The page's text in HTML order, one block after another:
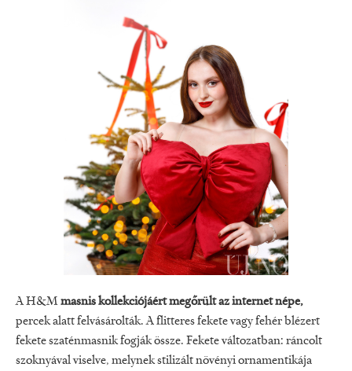
A H&Mmasnis kollekciójáért megőrült az internet népe,
percek alatt felvásárolták. A flitteres fekete vagy fehér blézert
fekete szaténmasnik fogják össze. Fekete változatban: ráncolt
szoknyával viselve, melynek stilizált növényi ornamentikája